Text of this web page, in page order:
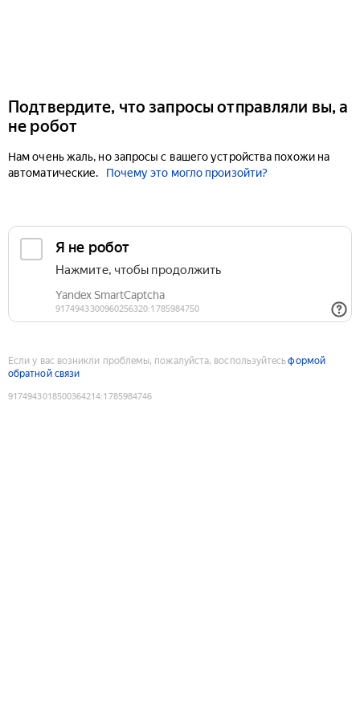
Подтвердите, что запросы отправляли вы, а
не робот
Нам очень жаль, но запросы с вашего устройства похожи на
автоматические.
Почему это могло произойти?
Если у вас возникли проблемы, пожалуйста, воспользуйтесьформой
обратной связи
9174943018500364214:1785984746